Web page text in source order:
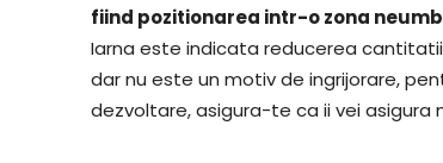
fiind pozitionarea intr-o zona
Iarna este indicata reducerea
dar nu este un motiv de ingrijorare,
dezvoltare, asigura-te ca ii vei asigura